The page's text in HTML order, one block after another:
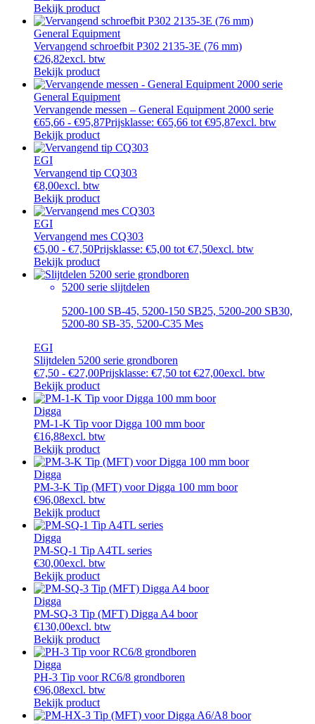
Bekijk product
General Equipment
Vervangend schroefbit P302 2135-3E (76 mm)
€26,82excl. btw
Bekijk product
General Equipment
Vervangende messen – General Equipment 2000 serie
€65,66 - €95,87Prijsklasse: €65,66 tot €95,87excl. btw
Bekijk product
EGI
Vervangend tip CQ303
€8,00excl. btw
Bekijk product
EGI
Vervangend mes CQ303
€5,00 - €7,50Prijsklasse: €5,00 tot €7,50excl. btw
Bekijk product
5200 serie slijtdelen
5200-100 SB-45, 5200-150 SB25, 5200-200 SB30,
5200-80 SB-35, 5200-C35 Mes
EGI
Slijtdelen 5200 serie grondboren
€7,50 - €27,00Prijsklasse: €7,50 tot €27,00excl. btw
Bekijk product
Digga
PM-1-K Tip voor Digga 100 mm boor
€16,88excl. btw
Bekijk product
Digga
PM-3-K Tip (MFT) voor Digga 100 mm boor
€96,08excl. btw
Bekijk product
Digga
PM-SQ-1 Tip A4TL series
€30,00excl. btw
Bekijk product
Digga
PM-SQ-3 Tip (MFT) Digga A4 boor
€130,00excl. btw
Bekijk product
Digga
PH-3 Tip voor RC6/8 grondboren
€96,08excl. btw
Bekijk product